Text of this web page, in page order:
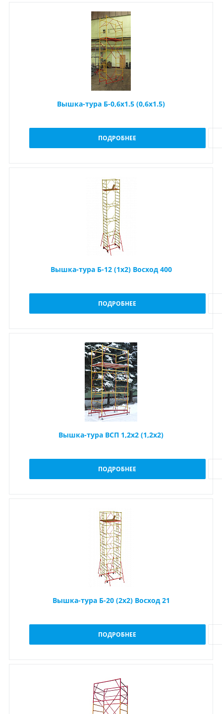
Вышка-тура Б-0,6x1.5 (0,6x1.5)
ПОДРОБНЕЕ
Вышка-тура Б-12 (1х2) Восход 400
ПОДРОБНЕЕ
Вышка-тура ВСП 1,2х2 (1,2х2)
ПОДРОБНЕЕ
Вышка-тура Б-20 (2х2) Восход 21
ПОДРОБНЕЕ